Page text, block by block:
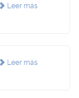
Leer más
Leer más